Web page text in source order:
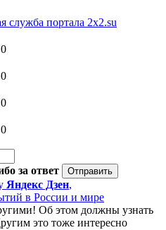
служба портала 2x2.su
0
0
0
0
за ответ
Яндекс Дзен,
в России и мире
Об этом должны узнать
это тоже интересно